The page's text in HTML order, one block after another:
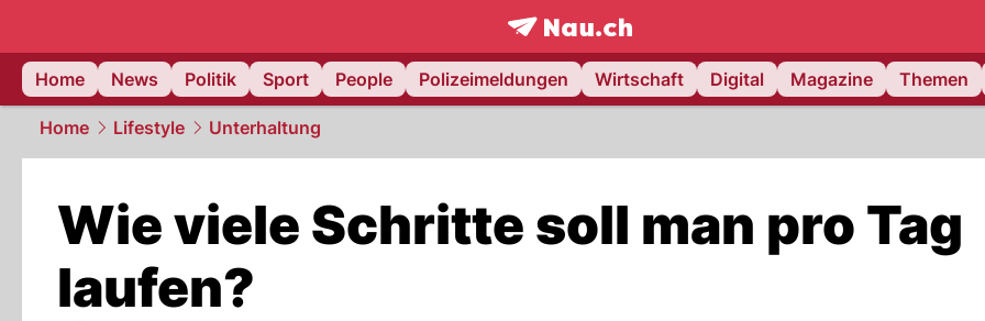
frontpage.NAU.ch
Home
News Politik Sport People Polizeimeldungen Wirtschaft Digital Magazine Themen
Home Lifestyle Unterhaltung
Wie viele Schritte soll man pro Tag
laufen?